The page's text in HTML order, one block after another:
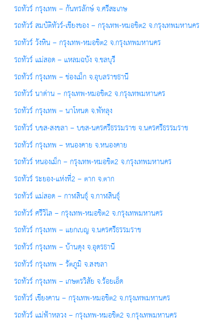
รถทัวร์ กรุงเทพ – กันทรลักษ์ จ.ศรีสะเกษ
รถทัวร์ สมบัติทัวร์-เชียงของ – กรุงเทพ-หมอชิต2 จ.กรุงเทพมหานคร
รถทัวร์ วังหิน – กรุงเทพ-หมอชิต2 จ.กรุงเทพมหานคร
รถทัวร์ แม่สอด – แหลมฉบัง จ.ชลบุรี
รถทัวร์ กรุงเทพ – ช่องเม็ก จ.อุบลราชธานี
รถทัวร์ นาด่าน – กรุงเทพ-หมอชิต2 จ.กรุงเทพมหานคร
รถทัวร์ กรุงเทพ – นาโหนด จ.พัทลุง
รถทัวร์ บขส-สงขลา – บขส-นครศรีธรรมราช จ.นครศรีธรรมราช
รถทัวร์ กรุงเทพ – หนองคาย จ.หนองคาย
รถทัวร์ หนองเม็ก – กรุงเทพ-หมอชิต2 จ.กรุงเทพมหานคร
รถทัวร์ ระยอง-แห่งที่2 – ตาก จ.ตาก
รถทัวร์ แม่สอด – กาฬสินธุ์ จ.กาฬสินธุ์
รถทัวร์ ศรีวิไล – กรุงเทพ-หมอชิต2 จ.กรุงเทพมหานคร
รถทัวร์ กรุงเทพ – แยกเบญ จ.นครศรีธรรมราช
รถทัวร์ กรุงเทพ – บ้านดุง จ.อุดรธานี
รถทัวร์ กรุงเทพ – รัตภูมิ จ.สงขลา
รถทัวร์ กรุงเทพ – เกษตรวิสัย จ.ร้อยเอ็ด
รถทัวร์ เชียงคาน – กรุงเทพ-หมอชิต2 จ.กรุงเทพมหานคร
รถทัวร์ แม่ฟ้าหลวง – กรุงเทพ-หมอชิต2 จ.กรุงเทพมหานคร